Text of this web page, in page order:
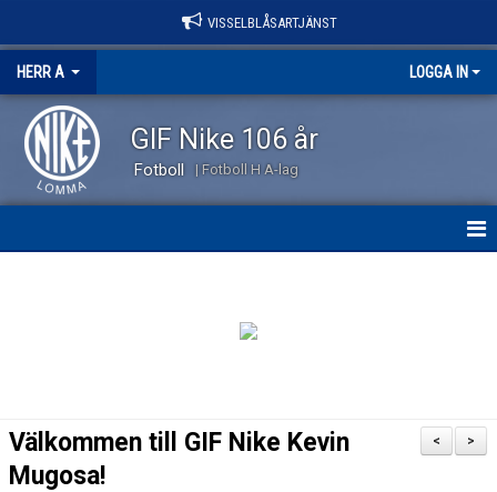
VISSELBLÅSARTJÄNST
HERR A LOGGA IN
GIF Nike 106 år
Fotboll | Fotboll H A-lag
KONTAKT
>
<
Välkommen till GIF Nike Kevin
Mugosa!